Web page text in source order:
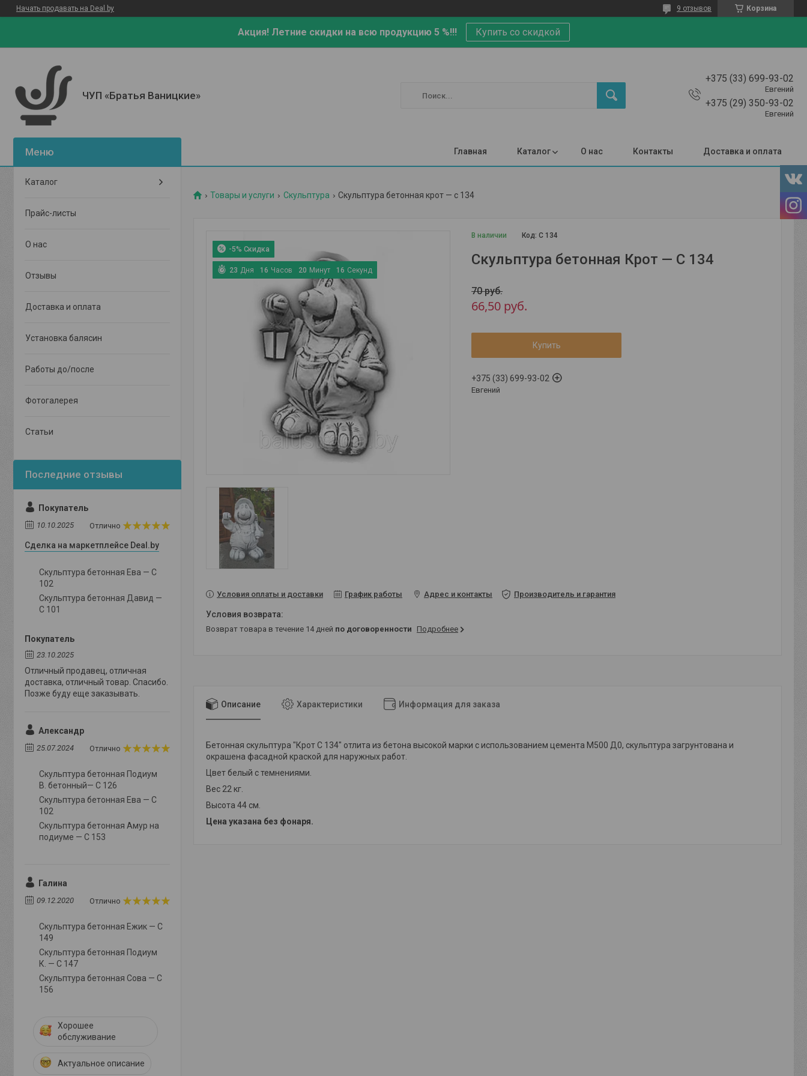
Начать продавать на Deal.by Корзина
9 отзывов
Акция! Летние скидки на всю продукцию 5 %!!! Купить со скидкой
ЧУП «Братья Ваницкие»
+375 (33) 699-93-02
Евгений
+375 (29) 350-93-02
Евгений
Главная Каталог О нас Контакты Доставка и оплата
Товары и услуги Скульптура Скульптура бетонная крот — с 134
-5%
23 Дня 1 6 Часов 20 Минут 1 5 Секунд
В наличии Код:С 134
Скульптура бетонная Крот — С 134
70руб.
66,50 руб.
Купить
+375 (33) 699-93-02
Евгений
Условия оплаты и доставки График работы Адрес и контакты Производитель и гарантия
возврат товара в течение 14 дней по договоренности Подробнее
Описание Характеристики Информация для заказа
Бетонная скульптура "Крот С 134" отлита из бетона высокой марки с использованием цемента М500 Д0, скульптура загрунтована и
окрашена фасадной краской для наружных работ.
Цвет белый с темнениями.
Вес 22 кг.
Высота 44 см.
Цена указана без фонаря.
Каталог
Прайс-листы
О нас
Отзывы
Доставка и оплата
Установка балясин
Работы до/после
Фотогалерея
Статьи
Покупатель
10.10.2025 Отлично
Сделка на маркетплейсе Deal.by
Скульптура бетонная Ева — С
102
Скульптура бетонная Давид —
С 101
Покупатель
23.10.2025
Отличный продавец, отличная
доставка, отличный товар. Спасибо.
Позже буду еще заказывать.
Александр
25.07.2024 Отлично
Скульптура бетонная Подиум
В. бетонный— С 126
Скульптура бетонная Ева — С
102
Скульптура бетонная Амур на
подиуме — С 153
Галина
09.12.2020 Отлично
Скульптура бетонная Ежик — С
149
Скульптура бетонная Подиум
К. — С 147
Скульптура бетонная Сова — С
156
Хорошее
обслуживание
Актуальное описание